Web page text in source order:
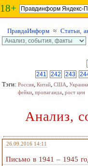
18+
ПравдаИнформ ≈ Статьи,
241
242 243
Тэги: Россия, Китай, США, Украина
фейки, пропаганда, рост цен
Анализ,
26.09.2016 14:11
Письмо в 1941 – 1945